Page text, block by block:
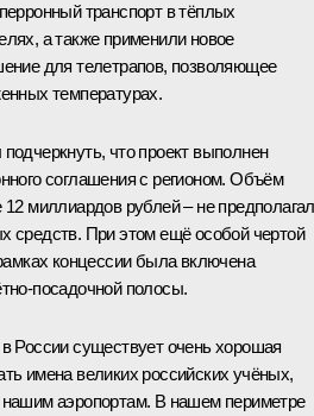
транспорт в тёплых
а также применили новое
для телетрапов, позволяющее
температурах.
что проект выполнен
соглашения с регионом. Объём
12 миллиардов рублей – не предполагал
средств. При этом ещё особой чертой
концессии была включена
посадочной полосы.
России существует очень хорошая
имена великих российских учёных,
нашим аэропортам. В нашем периметре